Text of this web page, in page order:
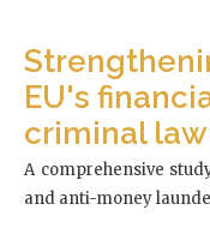
EU's
criminal law
A comprehensive
and anti-money